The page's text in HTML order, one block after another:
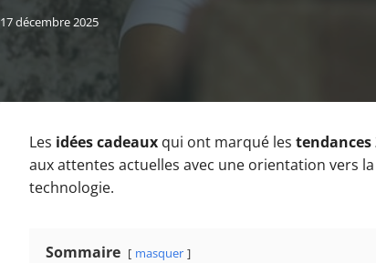
17 décembre 2025
Les idées cadeaux qui ont marqué les tendances
aux attentes actuelles avec une orientation vers
technologie.
Sommaire masquer